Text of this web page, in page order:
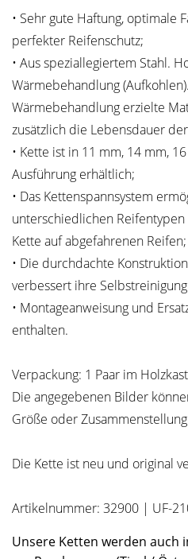
• Sehr gute Haftung, optimale
perfekter Reifenschutz;
• Aus speziallegiertem Stahl.
Wärmebehandlung
Wärmebehandlung erzielte
zusätzlich die Lebensdauer
• Kette ist in 11 mm, 14 mm,
Ausführung erhältlich;
• Das Kettenspannsystem
unterschiedlichen
Kette auf abgefahrenen Reifen;
• Die durchdachte
verbessert ihre
• Montageanweisung und
enthalten.
Verpackung: 1 Paar im
Die angegebenen Bilder
Größe oder
Die Kette ist neu und original
Artikelnummer: 32900 | UF-
Unsere Ketten werden auch